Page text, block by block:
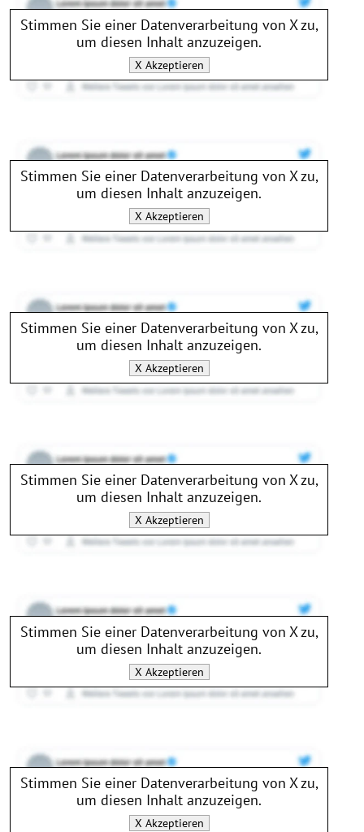
Stimmen Sie einer Datenverarbeitung von Xzu,
um diesen Inhalt anzuzeigen.
X Akzeptieren
Stimmen Sie einer Datenverarbeitung von Xzu,
um diesen Inhalt anzuzeigen.
X Akzeptieren
Stimmen Sie einer Datenverarbeitung von Xzu,
um diesen Inhalt anzuzeigen.
X Akzeptieren
Stimmen Sie einer Datenverarbeitung von Xzu,
um diesen Inhalt anzuzeigen.
X Akzeptieren
Stimmen Sie einer Datenverarbeitung von Xzu,
um diesen Inhalt anzuzeigen.
X Akzeptieren
Stimmen Sie einer Datenverarbeitung von Xzu,
um diesen Inhalt anzuzeigen.
X Akzeptieren